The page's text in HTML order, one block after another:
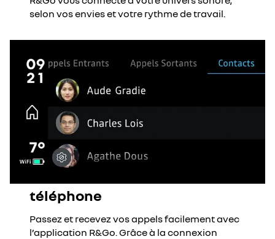
selon vos envies et votre rythme de travail.
téléphone
Passez et recevez vos appels facilement avec
l’application R&Go. Grâce à la connexion